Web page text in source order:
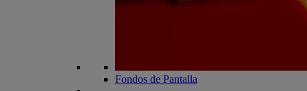
Fondos de Pantalla